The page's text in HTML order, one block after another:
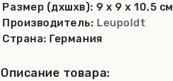
Размер (дхшхв): 9 x 9 x 10,5 см
Производитель: Leupoldt
Страна: Германия
Описание товара: